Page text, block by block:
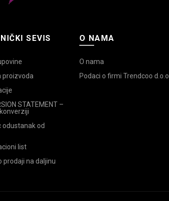
SEVIS
proizvoda
STATEMENT –
odustanak od
list
prodaji na daljinu
O NAMA
O nama
Podaci o firmi Trendcoo d.o.o.